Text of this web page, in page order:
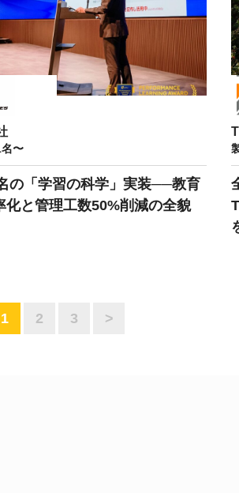
〜
の「学習の科学」実装──教育
化と管理工数50%削減の全貌
1 2 3 >